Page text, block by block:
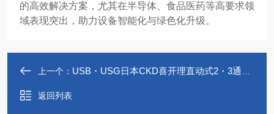
的高效解决方案，尤其在半导体、食品医药等高要求领
域表现突出，助力设备智能化与绿色化升级。
上一个： USB・USG日本CKD喜开理直动式2・3通电磁阀
返回列表